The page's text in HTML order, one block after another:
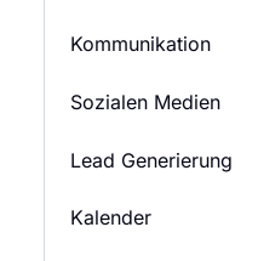
Kommunikation
Sozialen Medien
Lead Generierung
Kalender